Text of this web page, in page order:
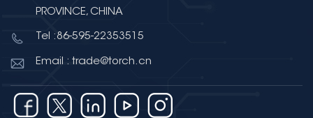
PROVINCE, CHINA
Tel :86-595-22353515
Email : trade@torch.cn